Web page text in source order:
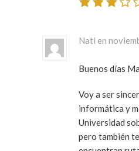
Nati en
Buenos días
Voy a ser
informática y
Universidad
pero también